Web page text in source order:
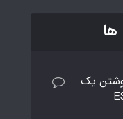
ها
یک